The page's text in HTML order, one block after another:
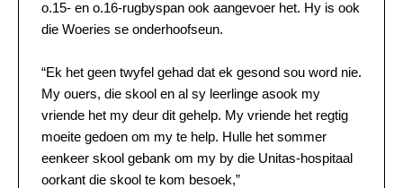
o.15- en o.16-rugbyspan ook aangevoer het. Hy is ook
die Woeries se onderhoofseun.
“Ek het geen twyfel gehad dat ek gesond sou word nie.
My ouers, die skool en al sy leerlinge asook my
vriende het my deur dit gehelp. My vriende het regtig
moeite gedoen om my te help. Hulle het sommer
eenkeer skool gebank om my by die Unitas-hospitaal
oorkant die skool te kom besoek,”